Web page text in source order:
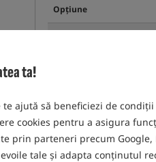
ta!
ajută să beneficiezi de
cookies pentru a asigura
prin parteneri precum Google,
tale și adapta conținutul
Opțiune